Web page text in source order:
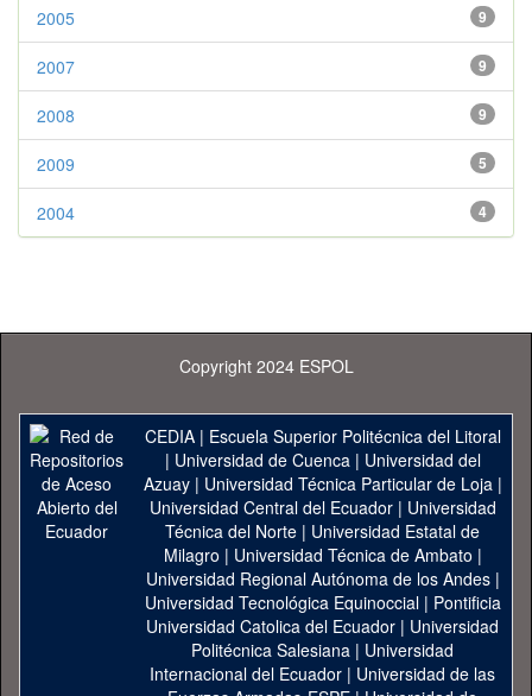
9
2005
9
2007
9
2008
5
2009
4
2004
Copyright 2024 ESPOL
CEDIA| Escuela Superior Politécnica del Litoral
| Universidad de Cuenca| Universidad del
Azuay| Universidad Técnica Particular de Loja|
Universidad Central del Ecuador| Universidad
Técnica del Norte | Universidad Estatal de
Milagro | Universidad Técnica de Ambato |
Universidad Regional Autónoma de los Andes|
Universidad Tecnológica Equinoccial| Pontificia
Universidad Catolica del Ecuador | Universidad
Politécnica Salesiana | Universidad
Internacional del Ecuador | Universidad de las